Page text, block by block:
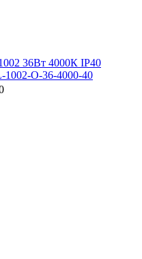
36Вт 4000К IP40
1002-O-36-4000-40